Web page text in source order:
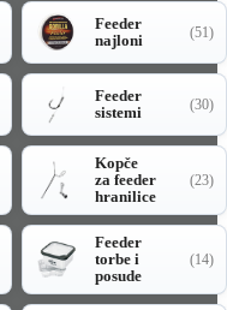
Feeder
najloni
(51)
Feeder
sistemi
(30)
Kopče
za feeder
hranilice
(23)
Feeder
torbe i
posude
(14)